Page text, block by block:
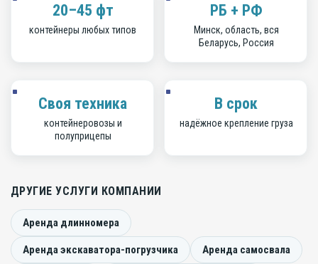
20–45 фт
контейнеры любых типов
РБ + РФ
Минск, область, вся
Беларусь, Россия
Своя техника
контейнеровозы и
полуприцепы
В срок
надёжное крепление груза
ДРУГИЕ УСЛУГИ КОМПАНИИ
Аренда длинномера
Аренда экскаватора-погрузчика Аренда самосвала